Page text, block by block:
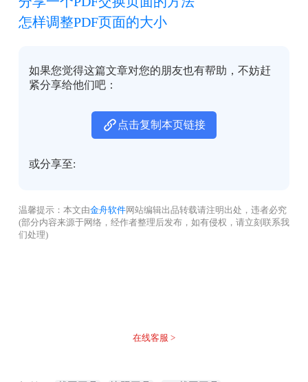
怎样调整PDF页面的大小
如果您觉得这篇文章对您的朋友也有帮助，不妨赶
紧分享给他们吧：
点击复制本页链接
或分享至:
温馨提示：本文由金舟软件网站编辑出品转载请注明出处，违者必究
(部分内容来源于网络，经作者整理后发布，如有侵权，请立刻联系我
们处理)
在线客服 >